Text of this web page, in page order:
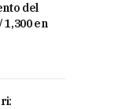
del
1,300 en